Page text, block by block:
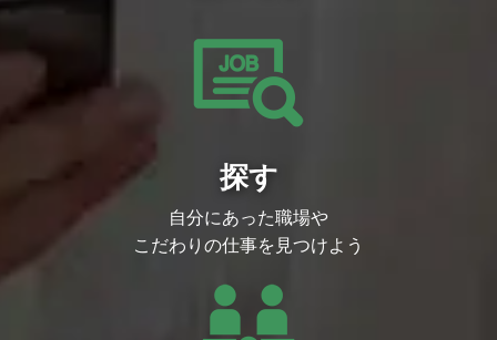
探す
自分にあった職場や
こだわりの仕事を見つけよう